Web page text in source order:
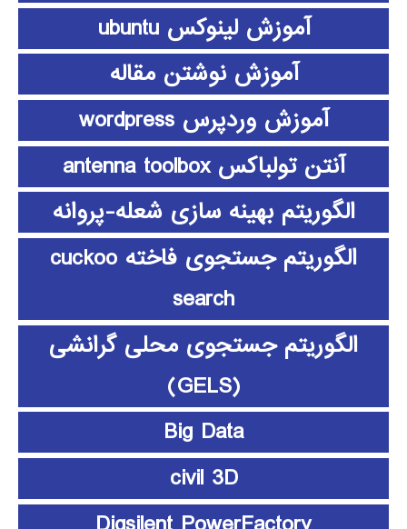
آموزش لینوکس ubuntu
آموزش نوشتن مقاله
آموزش وردپرس wordpress
آنتن تولباکس antenna toolbox
الگوریتم بهینه سازی شعله-پروانه
الگوریتم جستجوی فاخته cuckoo
search
الگوریتم جستجوی محلی گرانشی
(GELS)
Big Data
civil 3D